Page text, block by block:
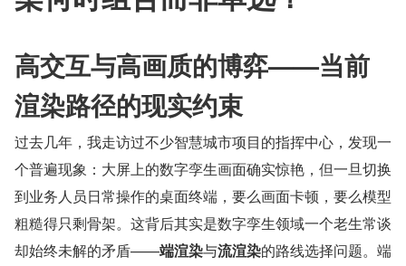
高交互与高画质的博弈——当前
渲染路径的现实约束
过去几年，我走访过不少智慧城市项目的指挥中心，发现一
个普遍现象：大屏上的数字孪生画面确实惊艳，但一旦切换
到业务人员日常操作的桌面终端，要么画面卡顿，要么模型
粗糙得只剩骨架。这背后其实是数字孪生领域一个老生常谈
却始终未解的矛盾——端渲染与流渲染的路线选择问题。端